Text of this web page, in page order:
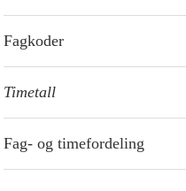
Fagkoder
Timetall
Fag- og timefordeling